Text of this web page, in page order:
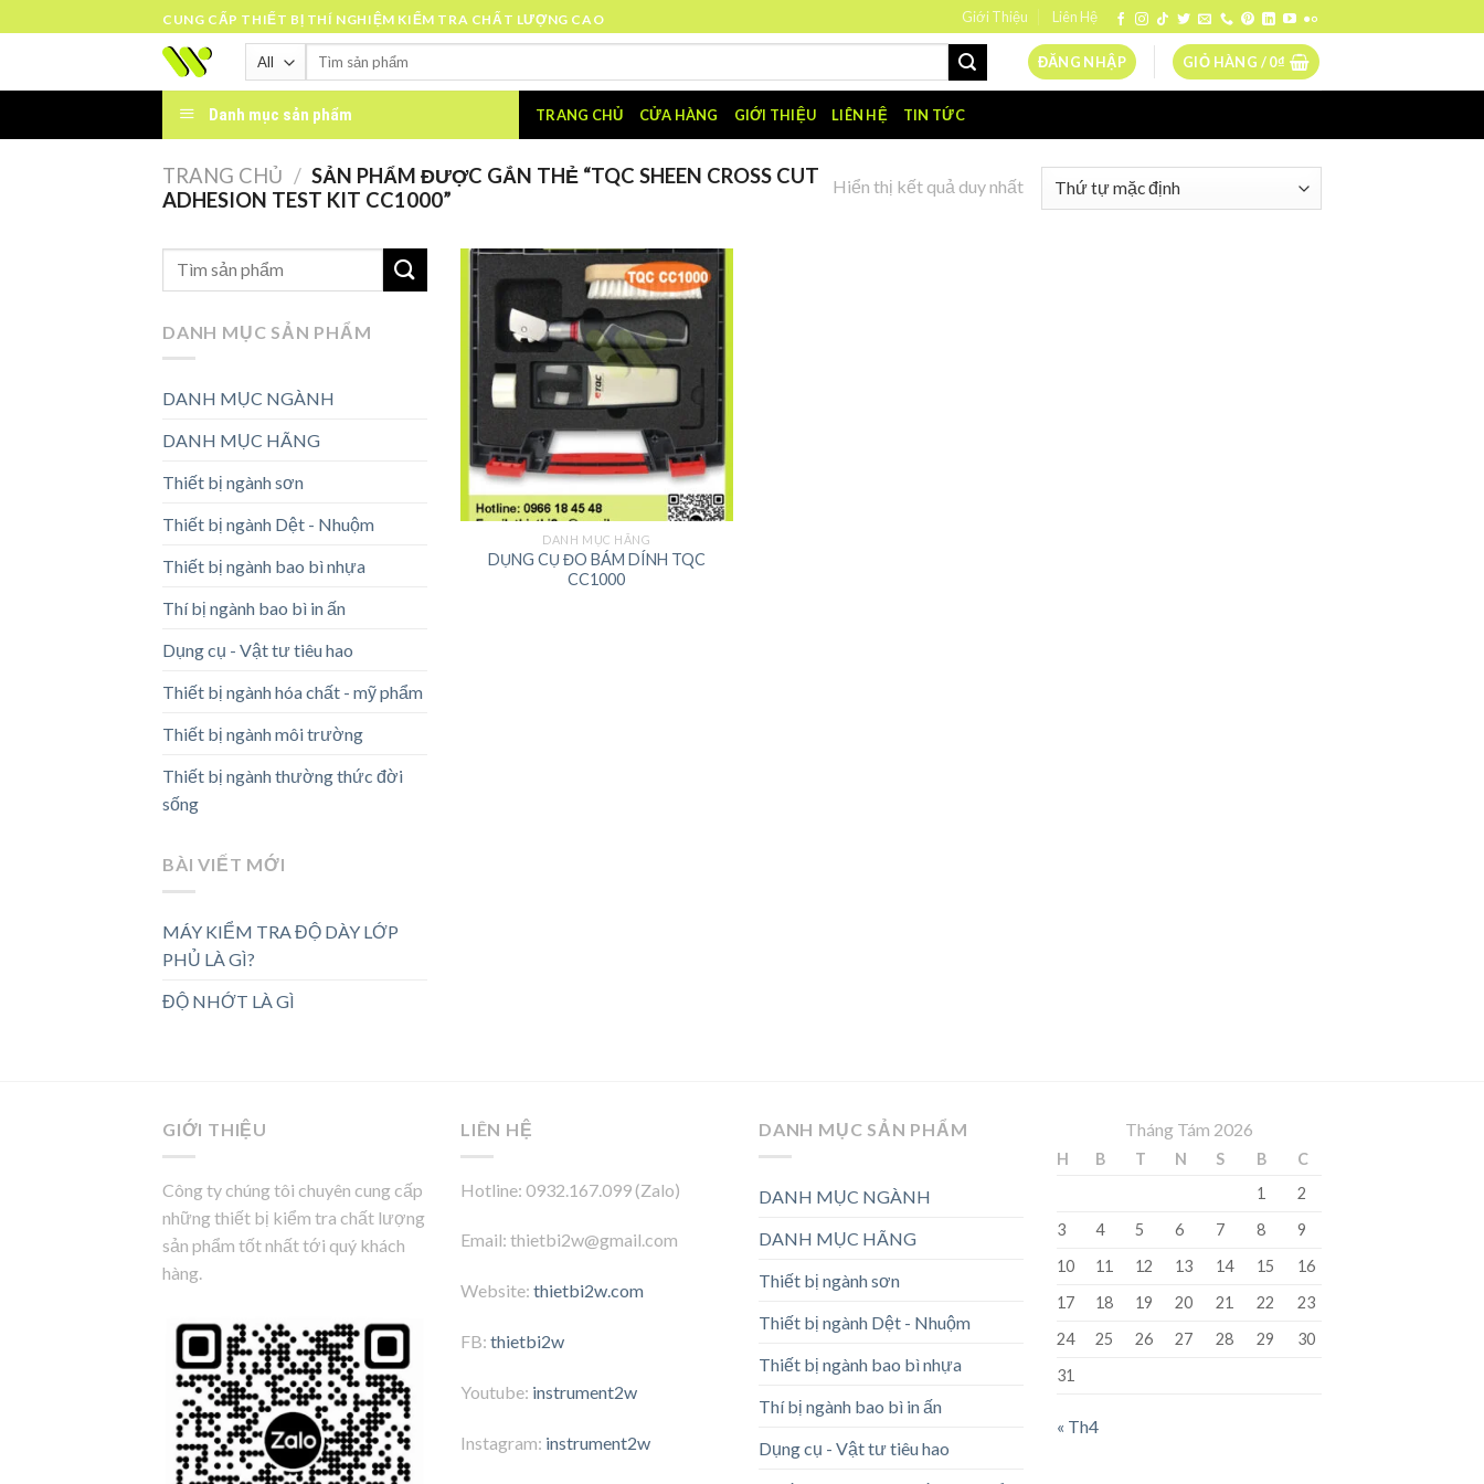
to
CUNG CẤP THIẾT BỊ THÍ NGHIỆM KIỂM TRA CHẤT LƯỢNG CAO Giới Thiệu Liên Hệ
Tìm
ĐĂNG NHẬP GIỎ HÀNG /0₫
Danh mục sản phẩm TRANG CHỦ CỬA HÀNG GIỚI THIỆU LIÊN HỆ TIN TỨC
TRANG CHỦ / SẢN PHẨM ĐƯỢC GẮN THẺ “TQC SHEEN CROSS CUT
ADHESION TEST KIT CC1000”
Hiển thị kết quả duy nhất
DANH MỤC SẢN PHẨM
DANH MỤC NGÀNH
DANH MỤC HÃNG
Thiết bị ngành sơn
Thiết bị ngành Dệt - Nhuộm
Thiết bị ngành bao bì nhựa
Thí bị ngành bao bì in ấn
Dụng cụ - Vật tư tiêu hao
Thiết bị ngành hóa chất - mỹ phẩm
Thiết bị ngành môi trường
Thiết bị ngành thường thức đời
sống
BÀI VIẾT MỚI
MÁY KIỂM TRA ĐỘ DÀY LỚP
PHỦ LÀ GÌ?
ĐỘ NHỚT LÀ GÌ
DANH MỤC HÃNG
DỤNG CỤ ĐO BÁM DÍNH TQC
CC1000
GIỚI THIỆU
Công ty chúng tôi chuyên cung cấp
những thiết bị kiểm tra chất lượng
sản phẩm tốt nhất tới quý khách
hàng.
LIÊN HỆ
Hotline: 0932.167.099 (Zalo)
Email: thietbi2w@gmail.com
Website: thietbi2w.com
FB: thietbi2w
Youtube: instrument2w
Instagram: instrument2w
DANH MỤC SẢN PHẨM
DANH MỤC NGÀNH
DANH MỤC HÃNG
Thiết bị ngành sơn
Thiết bị ngành Dệt - Nhuộm
Thiết bị ngành bao bì nhựa
Thí bị ngành bao bì in ấn
Dụng cụ - Vật tư tiêu hao
Tháng Tám 2026
H B T N S B
C
1
2
3
4 5 6 7 8
9
10
11 12 13 14 15
16
17
18 19 20 21 22
23
24
25 26 27 28 29
30
31
« Th4